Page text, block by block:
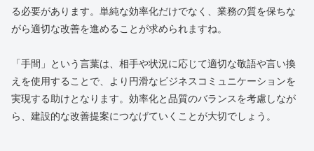
る必要があります。単純な効率化だけでなく、業務の質を保ちな
がら適切な改善を進めることが求められますね。
「手間」という言葉は、相手や状況に応じて適切な敬語や言い換
えを使用することで、より円滑なビジネスコミュニケーションを
実現する助けとなります。効率化と品質のバランスを考慮しなが
ら、建設的な改善提案につなげていくことが大切でしょう。